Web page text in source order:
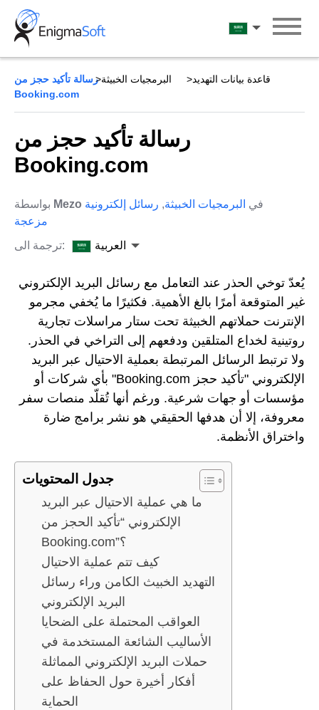
Skip
content
العربية
قاعدة بيانات التهديد البرمجيات الخبيثة رسالة تأكيد حجز من
Booking.com
رسالة تأكيد حجز من
Booking.com
Mezo في البرمجيات الخبيثة, رسائل إلكترونية
مزعجة
ترجمة الى:
العربية
يُعدّ توخي الحذر عند التعامل مع رسائل البريد الإلكتروني
غير المتوقعة أمرًا بالغ الأهمية. فكثيرًا ما يُخفي مجرمو
الإنترنت حملاتهم الخبيثة تحت ستار مراسلات تجارية
روتينية لخداع المتلقين ودفعهم إلى التراخي في الحذر.
ولا ترتبط الرسائل المرتبطة بعملية الاحتيال عبر البريد
الإلكتروني "تأكيد حجز Booking.com" بأي شركات أو
مؤسسات أو جهات شرعية. ورغم أنها تُقلّد منصات سفر
معروفة، إلا أن هدفها الحقيقي هو نشر برامج ضارة
واختراق الأنظمة.
جدول المحتويات
ما هي عملية الاحتيال عبر البريد
الإلكتروني “تأكيد الحجز من
Booking.com”؟
كيف تتم عملية الاحتيال
التهديد الخبيث الكامن وراء رسائل
البريد الإلكتروني
العواقب المحتملة على الضحايا
الأساليب الشائعة المستخدمة في
حملات البريد الإلكتروني المماثلة
أفكار أخيرة حول الحفاظ على
الحماية